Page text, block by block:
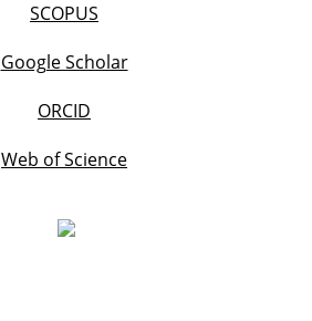
SCOPUS
Google Scholar
ORCID
Web of Science